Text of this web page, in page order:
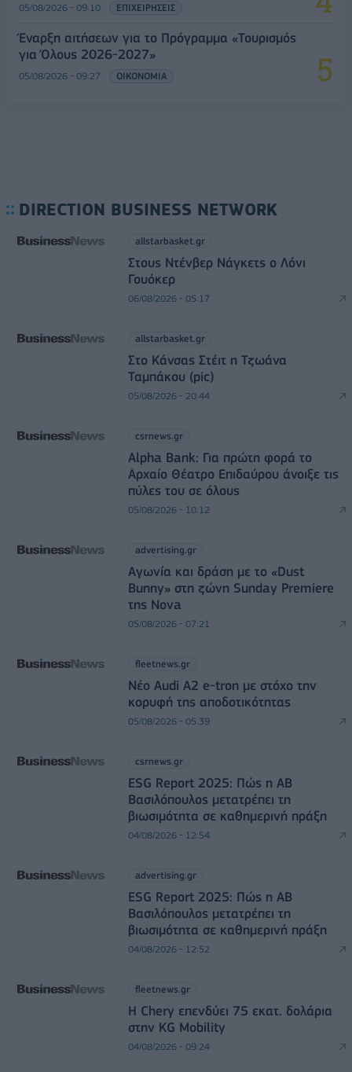
05/08/2026 - 09:10 ΕΠΙΧΕΙΡΗΣΕΙΣ
Έναρξη αιτήσεων για το Πρόγραμμα «Τουρισμός
για Όλους 2026-2027»
05/08/2026 - 09:27 ΟΙΚΟΝΟΜΙΑ
DIRECTION BUSINESS NETWORK
allstarbasket.gr
Στους Ντένβερ Νάγκετς ο Λόνι
Γουόκερ
06/08/2026 - 05:17
allstarbasket.gr
Στο Κάνσας Στέιτ η Τζωάνα
Ταμπάκου (pic)
05/08/2026 - 20:44
csrnews.gr
Alpha Bank: Για πρώτη φορά το
Αρχαίο Θέατρο Επιδαύρου άνοιξε τις
πύλες του σε όλους
05/08/2026 - 10:12
advertising.gr
Αγωνία και δράση με το «Dust
Bunny» στη ζώνη Sunday Premiere
της Nova
05/08/2026 - 07:21
fleetnews.gr
Νέο Audi A2 e-tron με στόχο την
κορυφή της αποδοτικότητας
05/08/2026 - 05:39
csrnews.gr
ESG Report 2025: Πώς η ΑΒ
Βασιλόπουλος μετατρέπει τη
βιωσιμότητα σε καθημερινή πράξη
04/08/2026 - 12:54
advertising.gr
ESG Report 2025: Πώς η ΑΒ
Βασιλόπουλος μετατρέπει τη
βιωσιμότητα σε καθημερινή πράξη
04/08/2026 - 12:52
fleetnews.gr
Η Chery επενδύει 75 εκατ. δολάρια
στην KG Mobility
04/08/2026 - 09:24